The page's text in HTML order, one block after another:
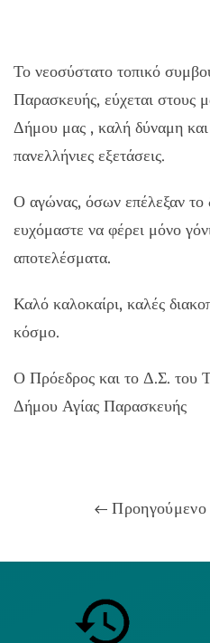
Το νεοσύστατο τοπικό
Παρασκευής, εύχεται στους
Δήμου μας , καλή δύναμη και
πανελλήνιες εξετάσεις.
Ο αγώνας, όσων επέλεξαν το
ευχόμαστε να φέρει μόνο
αποτελέσματα.
Καλό καλοκαίρι, καλές
κόσμο.
Ο Πρόεδρος και το Δ.Σ. του
Δήμου Αγίας Παρασκευής
Προηγούμενο